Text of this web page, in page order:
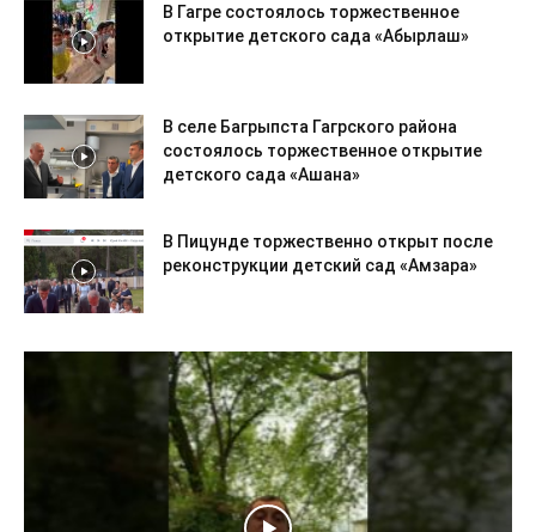
В Гагре состоялось торжественное
открытие детского сада «Абырлаш»
В селе Багрыпста Гагрского района
состоялось торжественное открытие
детского сада «Ашана»
В Пицунде торжественно открыт после
реконструкции детский сад «Амзара»